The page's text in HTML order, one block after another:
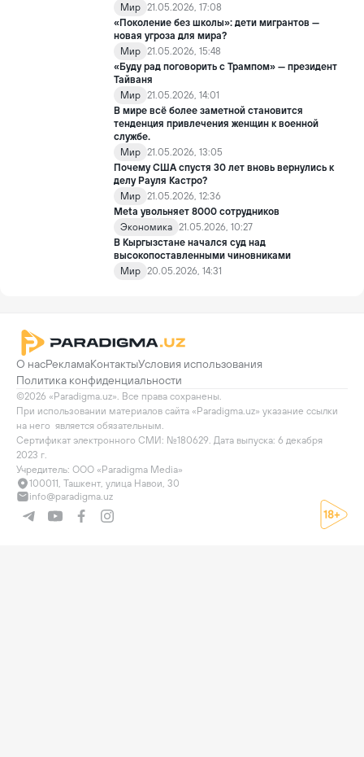
Мир 21.05.2026, 17:08
«Поколение без школы»: дети мигрантов —
новая угроза для мира?
Мир 21.05.2026, 15:48
«Буду рад поговорить с Трампом» — президент
Тайваня
Мир 21.05.2026, 14:01
В мире всё более заметной становится
тенденция привлечения женщин к военной
службе.
Мир 21.05.2026, 13:05
Почему США спустя 30 лет вновь вернулись к
делу Рауля Кастро?
Мир 21.05.2026, 12:36
Meta увольняет 8000 сотрудников
Экономика 21.05.2026, 10:27
В Кыргызстане начался суд над
высокопоставленными чиновниками
Мир 20.05.2026, 14:31
О насРекламаКонтактыУсловия использования
Политика конфиденциальности
©2026 «Paradigma.uz». Все права сохранены.
При использовании материалов сайта «Paradigma.uz» указание ссылки
на него  является обязательным.
Сертификат электронного СМИ: №180629. Дата выпуска: 6 декабря
2023 г.
Учредитель: ООО «Paradigma Media»
100011, Ташкент, улица Навои, 30
info@paradigma.uz